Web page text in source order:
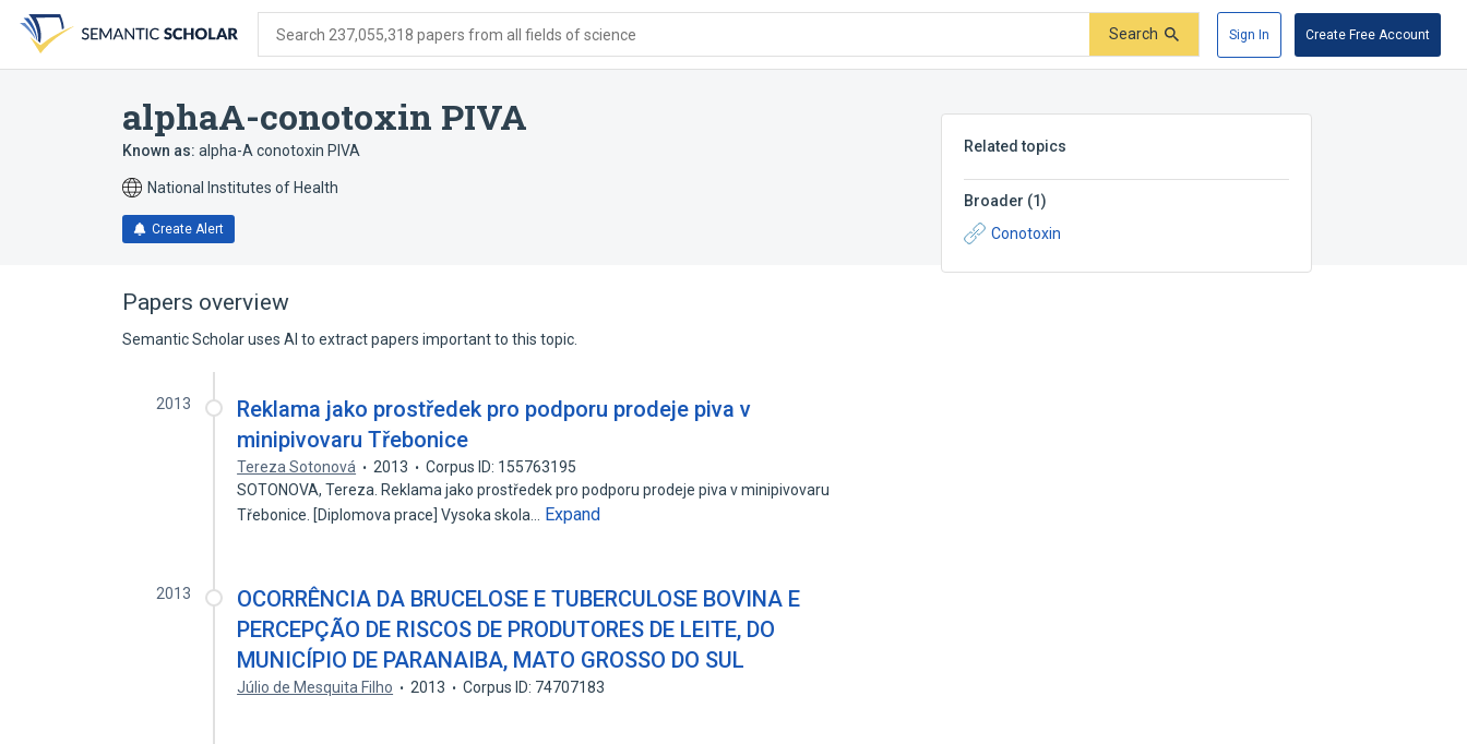
search
form
content
account
menu
Search 237,055,318 papers from all fields of science Search Sign In Create Free Account
alphaA-conotoxin PIVA
Known as: alpha-A conotoxin PIVA
National Institutes of Health
Create Alert
Related topics
Broader (1)
Conotoxin
Papers overview
Semantic Scholar uses AI to extract papers important to this topic.
2013
Reklama jako prostředek pro podporu prodeje piva v
minipivovaru Třebonice
Tereza Sotonová 2013
Corpus ID: 155763195
SOTONOVA, Tereza. Reklama jako prostředek pro podporu prodeje piva v minipivovaru
Třebonice. [Diplomova prace] Vysoka skola…
Expand
2013
OCORRÊNCIA DA BRUCELOSE E TUBERCULOSE BOVINA E
PERCEPÇÃO DE RISCOS DE PRODUTORES DE LEITE, DO
MUNICÍPIO DE PARANAIBA, MATO GROSSO DO SUL
Júlio de Mesquita Filho 2013 Corpus ID: 74707183